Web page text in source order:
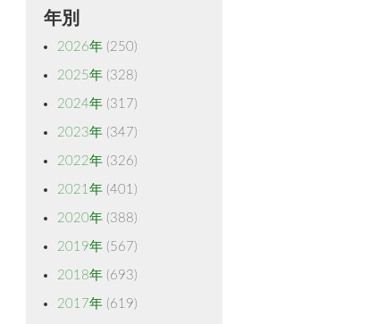
年別
2026年 (250)
2025年 (328)
2024年 (317)
2023年 (347)
2022年 (326)
2021年 (401)
2020年 (388)
2019年 (567)
2018年 (693)
2017年 (619)